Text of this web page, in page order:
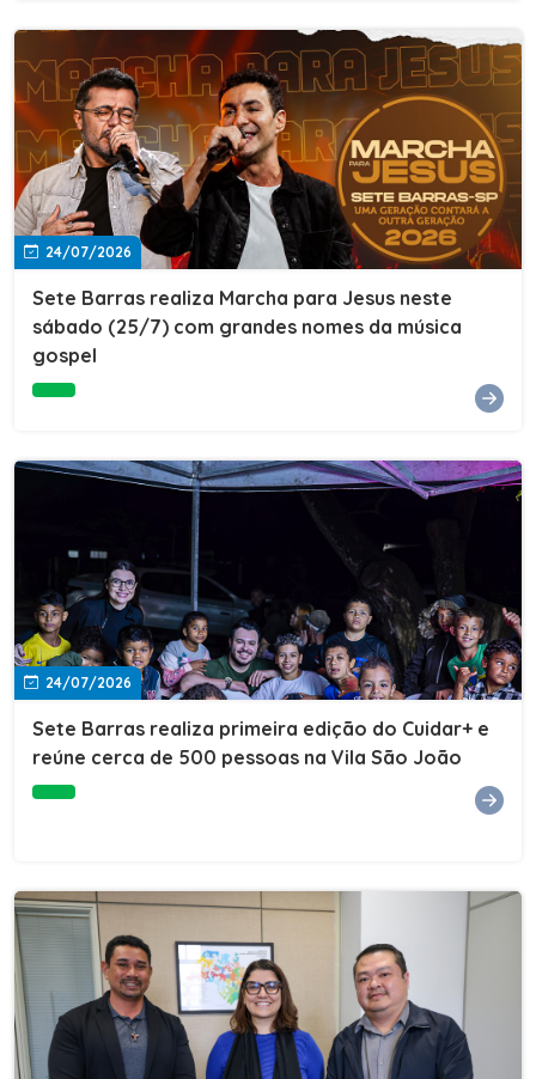
24/07/2026
Sete Barras realiza Marcha para Jesus neste
sábado (25/7) com grandes nomes da música
gospel
24/07/2026
Sete Barras realiza primeira edição do Cuidar+ e
reúne cerca de 500 pessoas na Vila São João